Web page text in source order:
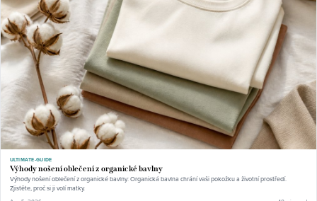
ULTIMATE-GUIDE
Výhody nošení oblečení z organické bavlny
Výhody nošení oblečení z organické bavlny: Organická bavlna chrání vaši pokožku a životní prostředí.
Zjistěte, proč si ji volí matky.